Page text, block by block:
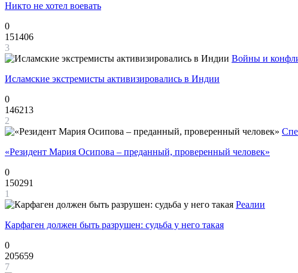
Никто не хотел воевать
0
151406
3
Войны и
Исламские экстремисты активизировались в Индии
0
146213
2
«Резидент Мария Осипова – преданный, проверенный человек»
0
150291
1
Реалии
Карфаген должен быть разрушен: судьба у него такая
0
205659
7